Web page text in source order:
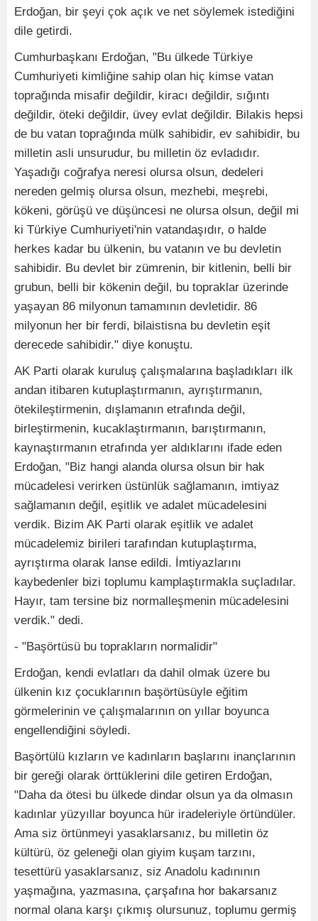
Erdoğan, bir şeyi çok açık ve net söylemek istediğini
dile getirdi.
Cumhurbaşkanı Erdoğan, "Bu ülkede Türkiye
Cumhuriyeti kimliğine sahip olan hiç kimse vatan
toprağında misafir değildir, kiracı değildir, sığıntı
değildir, öteki değildir, üvey evlat değildir. Bilakis hepsi
de bu vatan toprağında mülk sahibidir, ev sahibidir, bu
milletin asli unsurudur, bu milletin öz evladıdır.
Yaşadığı coğrafya neresi olursa olsun, dedeleri
nereden gelmiş olursa olsun, mezhebi, meşrebi,
kökeni, görüşü ve düşüncesi ne olursa olsun, değil mi
ki Türkiye Cumhuriyeti'nin vatandaşıdır, o halde
herkes kadar bu ülkenin, bu vatanın ve bu devletin
sahibidir. Bu devlet bir zümrenin, bir kitlenin, belli bir
grubun, belli bir kökenin değil, bu topraklar üzerinde
yaşayan 86 milyonun tamamının devletidir. 86
milyonun her bir ferdi, bilaistisna bu devletin eşit
derecede sahibidir." diye konuştu.
AK Parti olarak kuruluş çalışmalarına başladıkları ilk
andan itibaren kutuplaştırmanın, ayrıştırmanın,
ötekileştirmenin, dışlamanın etrafında değil,
birleştirmenin, kucaklaştırmanın, barıştırmanın,
kaynaştırmanın etrafında yer aldıklarını ifade eden
Erdoğan, "Biz hangi alanda olursa olsun bir hak
mücadelesi verirken üstünlük sağlamanın, imtiyaz
sağlamanın değil, eşitlik ve adalet mücadelesini
verdik. Bizim AK Parti olarak eşitlik ve adalet
mücadelemiz birileri tarafından kutuplaştırma,
ayrıştırma olarak lanse edildi. İmtiyazlarını
kaybedenler bizi toplumu kamplaştırmakla suçladılar.
Hayır, tam tersine biz normalleşmenin mücadelesini
verdik." dedi.
- "Başörtüsü bu toprakların normalidir"
Erdoğan, kendi evlatları da dahil olmak üzere bu
ülkenin kız çocuklarının başörtüsüyle eğitim
görmelerinin ve çalışmalarının on yıllar boyunca
engellendiğini söyledi.
Başörtülü kızların ve kadınların başlarını inançlarının
bir gereği olarak örttüklerini dile getiren Erdoğan,
"Daha da ötesi bu ülkede dindar olsun ya da olmasın
kadınlar yüzyıllar boyunca hür iradeleriyle örtündüler.
Ama siz örtünmeyi yasaklarsanız, bu milletin öz
kültürü, öz geleneği olan giyim kuşam tarzını,
tesettürü yasaklarsanız, siz Anadolu kadınının
yaşmağına, yazmasına, çarşafına hor bakarsanız
normal olana karşı çıkmış olursunuz, toplumu germiş